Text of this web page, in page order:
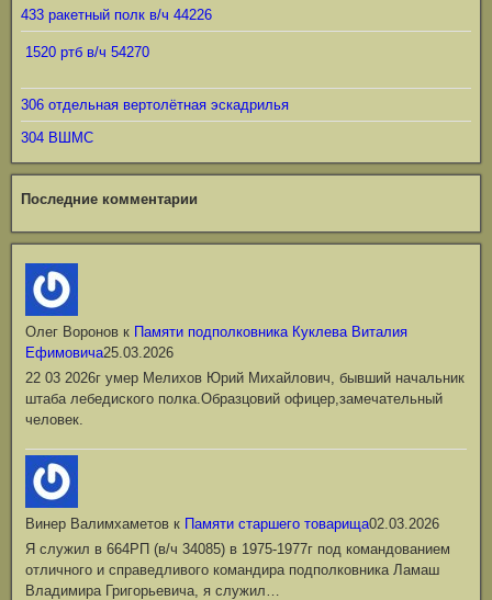
433 ракетный полк в/ч 44226
1520 ртб в/ч 54270
306 отдельная вертолётная эскадрилья
304 ВШМС
Последние комментарии
Олег Воронов к Памяти подполковника Куклева Виталия
Ефимовича25.03.2026
22 03 2026г умер Мелихов Юрий Михайлович, бывший начальник
штаба лебедиского полка.Образцовий офицер,замечательный
человек.
Винер Валимхаметов к Памяти старшего товарища02.03.2026
Я служил в 664РП (в/ч 34085) в 1975-1977г под командованием
отличного и справедливого командира подполковника Ламаш
Владимира Григорьевича, я служил…